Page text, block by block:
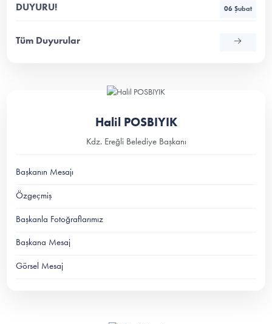
DUYURU! 06 Şubat
Tüm Duyurular
Halil POSBIYIK
Kdz. Ereğli Belediye Başkanı
Başkanın Mesajı
Özgeçmiş
Başkanla Fotoğraflarımız
Başkana Mesaj
Görsel Mesaj